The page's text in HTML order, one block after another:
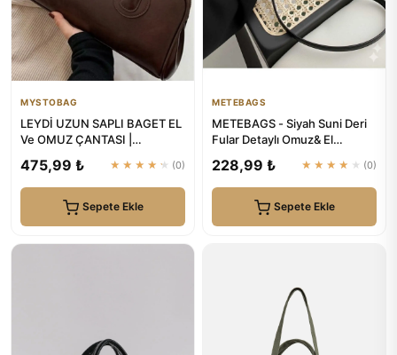
MYSTOBAG
LEYDİ UZUN SAPLI BAGET EL
Ve OMUZ ÇANTASI |
475,99 ₺ ★★★★★ (0)
Sepete Ekle
METEBAGS
METEBAGS - Siyah Suni Deri
Fular Detaylı Omuz& El
228,99 ₺ ★★★★★ (0)
Sepete Ekle